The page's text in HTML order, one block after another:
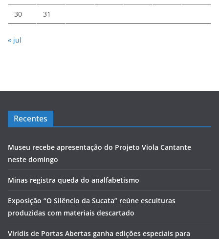
30 31
« jul
Recentes
Museu recebe apresentação do Projeto Viola Cantante
neste domingo
Minas registra queda do analfabetismo
Exposição “O Silêncio da Sucata” reúne esculturas
produzidas com materiais descartado
Viridis de Portas Abertas ganha edições especiais para